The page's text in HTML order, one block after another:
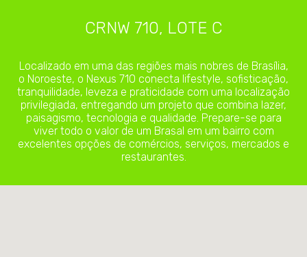
CRNW 710, LOTE C
Localizado em uma das regiões mais nobres de Brasília,
o Noroeste, o Nexus 710 conecta lifestyle, sofisticação,
tranquilidade, leveza e praticidade com uma localização
privilegiada, entregando um projeto que combina lazer,
paisagismo, tecnologia e qualidade. Prepare-se para
viver todo o valor de um Brasal em um bairro com
excelentes opções de comércios, serviços, mercados e
restaurantes.